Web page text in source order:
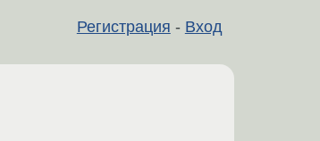
Регистрация - Вход